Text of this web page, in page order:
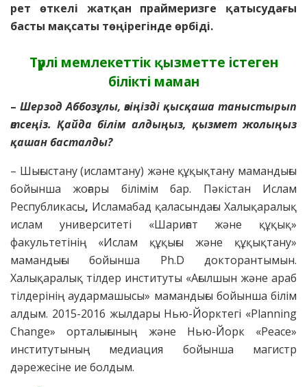
рет өткелі жатқан праймеризге қатысудағы
басты мақсаты төңірегінде өрбіді.
Түрлі мемлекеттік қызметте істеген
білікті маман
– Шерзод Аббозұлы, өзіңізді қысқаша таныстырып
өтсеңіз. Қайда білім алдыңыз, қызмет жолыңыз
қашан басталды?
– Шығыстану (исламтану) және құқықтану мамандығы
бойынша жоғары білімім бар. Пәкістан Ислам
Республикасы, Исламабад қаласындағы Халықаралық
ислам университеті «Шариғат және құқық»
факультетінің «Ислам құқығы және құқықтану»
мамандығы бойынша Ph.D докторантымын.
Халықаралық тілдер институты «Ағылшын және араб
тілдерінің аудармашысы» мамандығы бойынша білім
алдым. 2015-2016 жылдары Нью-Йорктегі «Planning
Change» орталығының және Нью-Йорк «Peace»
институтының медиация бойынша магистр
дәрежесіне ие болдым.